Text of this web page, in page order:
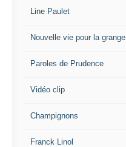
Line Paulet
Nouvelle vie pour la grange
Paroles de Prudence
Vidéo clip
Champignons
Franck Linol